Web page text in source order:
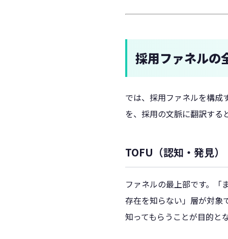
採用ファネルの
では、採用ファネルを構成
を、採用の文脈に翻訳する
TOFU（認知・発見
ファネルの最上部です。「
存在を知らない」層が対象
知ってもらうことが目的と